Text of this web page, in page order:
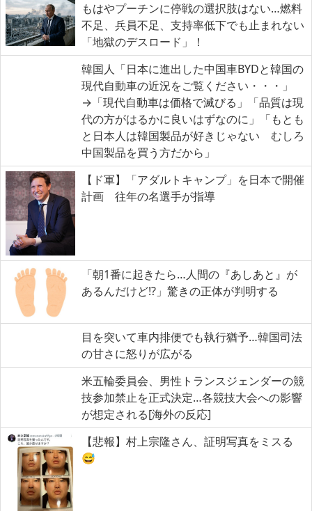
もはやプーチンに停戦の選択肢はない…燃料
不足、兵員不足、支持率低下でも止まれない
「地獄のデスロード」！
韓国人「日本に進出した中国車BYDと韓国の
現代自動車の近況をご覧ください・・・」
→「現代自動車は価格で滅びる」「品質は現
代の方がはるかに良いはずなのに」「もとも
と日本人は韓国製品が好きじゃない むしろ
中国製品を買う方だから」
【ド軍】「アダルトキャンプ」を日本で開催
計画 往年の名選手が指導
「朝1番に起きたら…人間の『あしあと』が
あるんだけど!?」驚きの正体が判明する
目を突いて車内排便でも執行猶予…韓国司法
の甘さに怒りが広がる
米五輪委員会、男性トランスジェンダーの競
技参加禁止を正式決定…各競技大会への影響
が想定される[海外の反応]
【悲報】村上宗隆さん、証明写真をミスる
😅